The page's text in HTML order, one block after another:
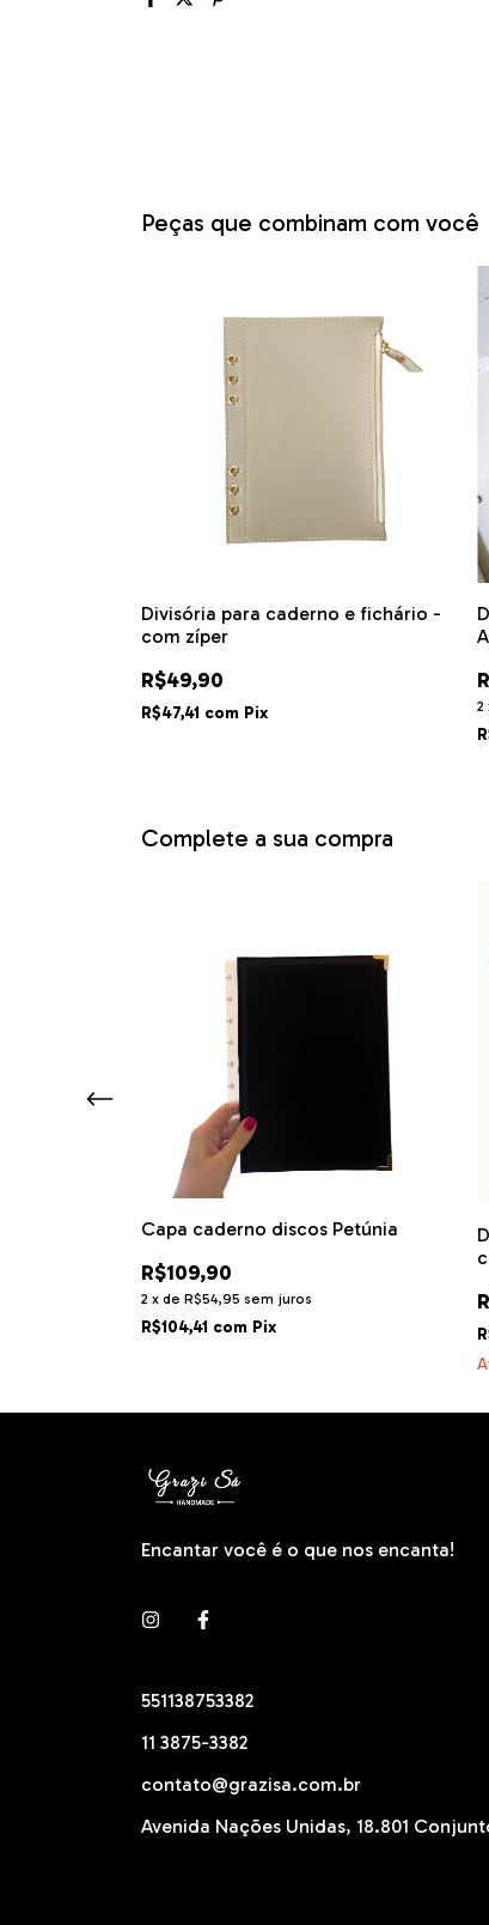
Peças que combinam com você
Divisória para caderno e fichário -
com zíper
R$49,90
R$47,41 com Pix 2
Complete a sua compra
Capa caderno discos Petúnia
R$109,90
2 x de R$54,95 sem juros
R$104,41 com Pix
Encantar você é o que nos encanta!
551138753382
11 3875-3382
contato@grazisa.com.br
Avenida Nações Unidas, 18.801